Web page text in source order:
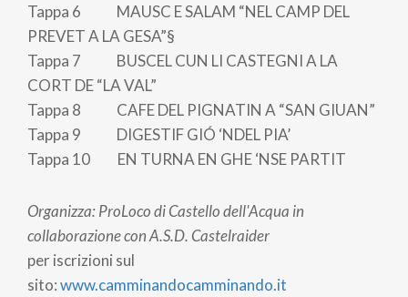
Tappa 6 MAUSC E SALAM “NEL CAMP DEL
PREVET A LA GESA”§
Tappa 7 BUSCEL CUN LI CASTEGNI A LA
CORT DE “LA VAL”
Tappa 8 CAFE DEL PIGNATIN A “SAN GIUAN”
Tappa 9 DIGESTIF GIÓ ‘NDEL PIA’
Tappa 10 EN TURNA EN GHE ‘NSE PARTIT
Organizza: ProLoco di Castello dell'Acqua in
collaborazione con A.S.D. Castelraider
per iscrizioni sul
sito:www.camminandocamminando.it